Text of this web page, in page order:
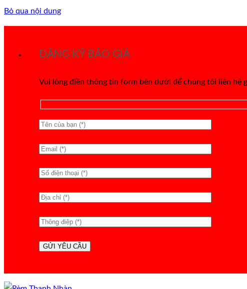
Bỏ qua nội dung
ĐĂNG KÝ BÁO GIÁ
Vui lòng điền thông tin form bên dưới để chúng tôi liên hệ